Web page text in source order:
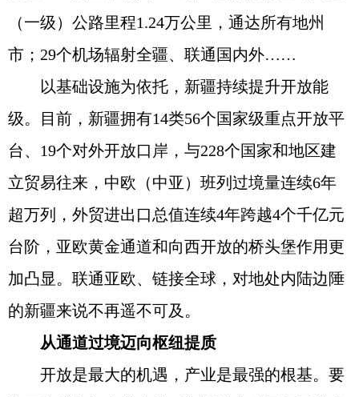
（一级）公路里程1.24万公里，通达所有地州
市；29个机场辐射全疆、联通国内外……
以基础设施为依托，新疆持续提升开放能
级。目前，新疆拥有14类56个国家级重点开放平
台、19个对外开放口岸，与228个国家和地区建
立贸易往来，中欧（中亚）班列过境量连续6年
超万列，外贸进出口总值连续4年跨越4个千亿元
台阶，亚欧黄金通道和向西开放的桥头堡作用更
加凸显。联通亚欧、链接全球，对地处内陆边陲
的新疆来说不再遥不可及。
从通道过境迈向枢纽提质
开放是最大的机遇，产业是最强的根基。要